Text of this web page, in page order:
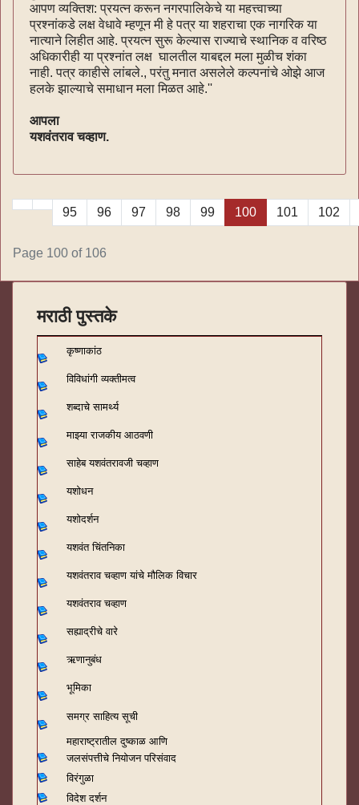
आपण व्यक्तिश: प्रयत्‍न करून नगरपालिकेचे या महत्त्वाच्या
प्रश्नांकडे लक्ष वेधावे म्हणून मी हे पत्र या शहराचा एक नागरिक या
नात्याने लिहीत आहे. प्रयत्‍न सुरू केल्यास राज्याचे स्थानिक व वरिष्ठ
अधिकारीही या प्रश्नांत लक्ष घालतील याबद्दल मला मुळीच शंका
नाही. पत्र काहीसे लांबले., परंतु मनात असलेले कल्पनांचे ओझे आज
हलके झाल्याचे समाधान मला मिळत आहे.''
आपला
यशवंतराव चव्हाण.
95 96 97 98 99 100 101 102
Page 100 of 106
मराठी पुस्तके
कृष्णाकांठ
विविधांगी व्यक्तीमत्व
शब्दाचे सामर्थ्य
माझ्या राजकीय आठवणी
साहेब यशवंतरावजी चव्हाण
यशोधन
यशोदर्शन
यशवंत चिंतनिका
यशवंतराव चव्हाण यांचे मौलिक विचार
यशवंतराव चव्हाण
सह्याद्रीचे वारे
ऋणानुबंध
भूमिका
समग्र साहित्य सूची
महाराष्ट्रातील दुष्काळ आणि
जलसंपत्तीचे नियोजन परिसंवाद
विरंगुळा
विदेश दर्शन